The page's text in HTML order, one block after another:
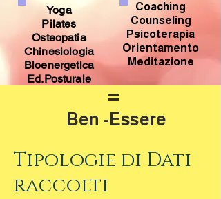
Yoga
Pilates
Osteopatia
Chinesiologia
Bioenergetica
Ed.Posturale
Coaching
Counseling
Psicoterapia
Orientamento
Meditazione
=
Ben -Essere
Tipologie di Dati
raccolti